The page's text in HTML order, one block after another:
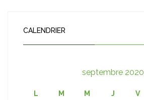
CALENDRIER
septembre 2020
L M M J V